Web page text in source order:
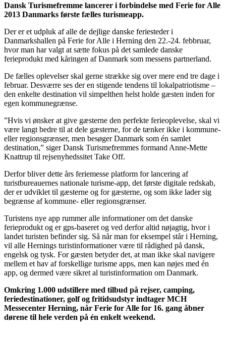
Dansk Turismefremme lancerer i forbindelse med Ferie for Alle
2013 Danmarks første fælles turismeapp.
Der er et udpluk af alle de dejlige danske feriesteder i
Danmarkshallen på Ferie for Alle i Herning den 22.-24. febbruar,
hvor man har valgt at sætte fokus på det samlede danske
ferieprodukt med kåringen af Danmark som messens partnerland.
De fælles oplevelser skal gerne strække sig over mere end tre dage i
februar. Desværre ses der en stigende tendens til lokalpatriotisme –
den enkelte destination vil simpelthen helst holde gæsten inden for
egen kommunegrænse.
”Hvis vi ønsker at give gæsterne den perfekte ferieoplevelse, skal vi
være langt bedre til at dele gæsterne, for de tænker ikke i kommune-
eller regionsgrænser, men besøger Danmark som én samlet
destination,” siger Dansk Turismefremmes formand Anne-Mette
Knattrup til rejsenyhedssitet Take Off.
Derfor bliver dette års feriemesse platform for lancering af
turistbureauernes nationale turisme-app, det første digitale redskab,
der er udviklet til gæsterne og for gæsterne, og som ikke lader sig
begrænse af kommune- eller regionsgrænser.
Turistens nye app rummer alle informationer om det danske
ferieprodukt og er gps-baseret og ved derfor altid nøjagtig, hvor i
landet turisten befinder sig. Så når man for eksempel står i Herning,
vil alle Hernings turistinformationer være til rådighed på dansk,
engelsk og tysk. For gæsten betyder det, at man ikke skal navigere
mellem et hav af forskellige turisme apps, men kan nøjes med én
app, og dermed være sikret al turistinformation om Danmark.
Omkring 1.000 udstillere med tilbud på rejser, camping,
feriedestinationer, golf og fritidsudstyr indtager MCH
Messecenter Herning, når Ferie for Alle for 16. gang åbner
dørene til hele verden på én enkelt weekend.